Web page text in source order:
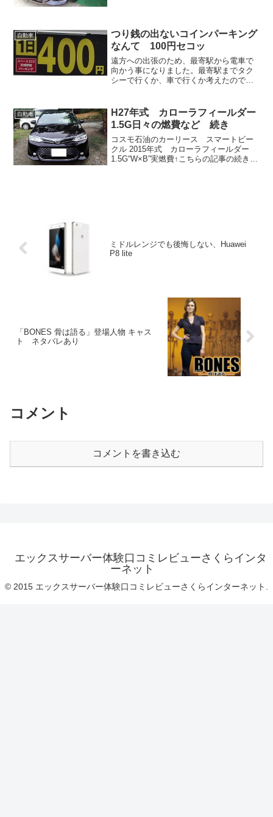
自動車
つり銭の出ないコインパーキング
なんて 100円セコッ
遠方への出張のため、最寄駅から電車で
向かう事になりました。最寄駅までタク
シーで行くか、車で行くか考えたのです
インパーキングに停める事にしました。
念のために出発2日前に最...
自動車
H27年式 カローラフィールダー
1.5G日々の燃費など 続き
コスモ石油のカーリース スマートビー
クル 2015年式 カローラフィールダー
1.5G“W×B”実燃費↑こちらの記事の続きで
ミドルレンジでも後悔しない、Huawei
P8 lite
「BONES 骨は語る」登場人物 キャス
ト ネタバレあり
コメント
コメントを書き込む
エックスサーバー体験口コミレビューさくらインタ
ーネット
© 2015 エックスサーバー体験口コミレビューさくらインターネット.